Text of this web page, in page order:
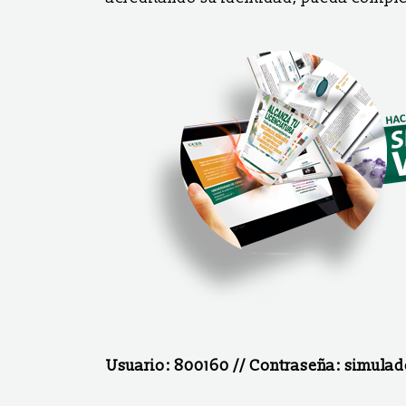
Usuario: 800160 // Contraseña: